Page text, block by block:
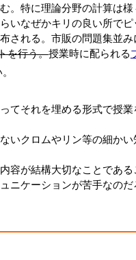
。特に理論分野の計算は様
いなぜかキリの良い所で
される。市販の問題集並
を行う。授業時に配られる
てそれを埋める形式で授
いクロムやリン等の細か
容が結構大切なことである
ニケーションが苦手なのだ